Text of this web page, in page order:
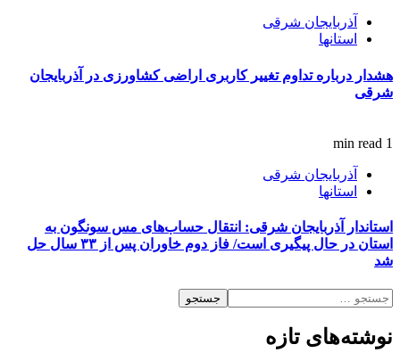
آذربایجان شرقی
استانها
هشدار درباره تداوم تغییر کاربری اراضی کشاورزی در آذربایجان
شرقی
1 min read
آذربایجان شرقی
استانها
استاندار آذربایجان شرقی: انتقال حساب‌های مس سونگون به
استان در حال پیگیری است/ فاز دوم خاوران پس از ۳۳ سال حل
شد
جستجو
نوشته‌های تازه